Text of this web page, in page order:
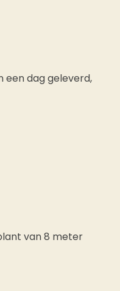
een dag geleverd,
van 8 meter